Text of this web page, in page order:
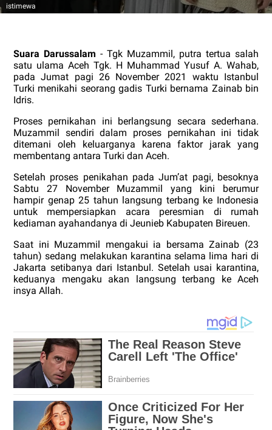
istimewa
Suara Darussalam - Tgk Muzammil, putra tertua salah
satu ulama Aceh Tgk. H Muhammad Yusuf A. Wahab,
pada Jumat pagi 26 November 2021 waktu Istanbul
Turki menikahi seorang gadis Turki bernama Zainab bin
Idris.
Proses pernikahan ini berlangsung secara sederhana.
Muzammil sendiri dalam proses pernikahan ini tidak
ditemani oleh keluarganya karena faktor jarak yang
membentang antara Turki dan Aceh.
Setelah proses penikahan pada Jum’at pagi, besoknya
Sabtu 27 November Muzammil yang kini berumur
hampir genap 25 tahun langsung terbang ke Indonesia
untuk mempersiapkan acara peresmian di rumah
kediaman ayahandanya di Jeunieb Kabupaten Bireuen.
Saat ini Muzammil mengakui ia bersama Zainab (23
tahun) sedang melakukan karantina selama lima hari di
Jakarta setibanya dari Istanbul. Setelah usai karantina,
keduanya mengaku akan langsung terbang ke Aceh
insya Allah.